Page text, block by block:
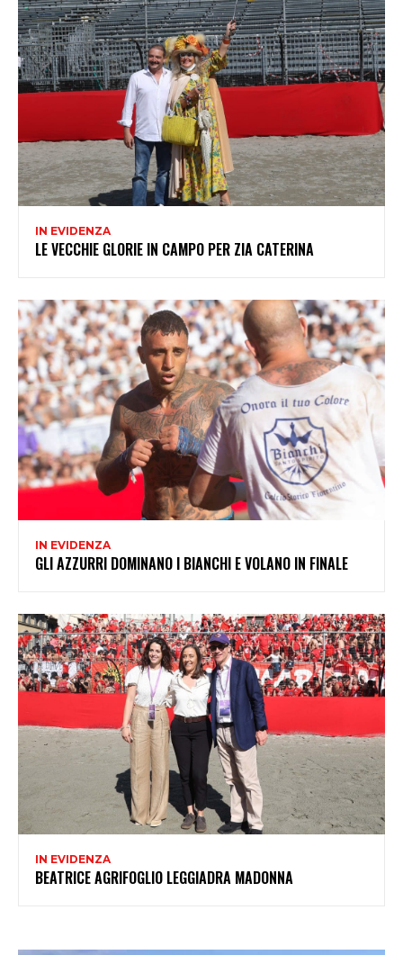
IN EVIDENZA
LE VECCHIE GLORIE IN CAMPO PER ZIA CATERINA
IN EVIDENZA
GLI AZZURRI DOMINANO I BIANCHI E VOLANO IN FINALE
IN EVIDENZA
BEATRICE AGRIFOGLIO LEGGIADRA MADONNA